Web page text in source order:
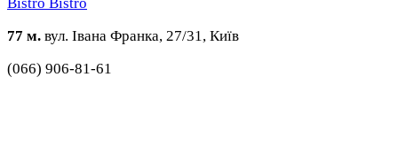
77 м. вул. Івана Франка, 27/31, Київ
(066) 906-81-61